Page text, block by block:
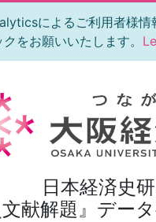
によるご利用者様情
をお願いいたします。
日本経済史
文献解題』デー